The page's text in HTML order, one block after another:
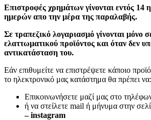
Επιστροφές χρημάτων γίνονται εντός 14
ημερών απο την μέρα της παραλαβής.
Σε τραπεζικό λογαριασμό γίνονται μόνο
ελαττωματικού προϊόντος και όταν δεν
αντικατάσταση του.
Εάν επιθυμείτε να επιστρέψετε κάποιο
το ηλεκτρονικό μας κατάστημα θα πρέπει να:
Επικοινωνήσετε μαζί μας στο
ή να στείλετε mail ή μήνυμα στην
– instagram